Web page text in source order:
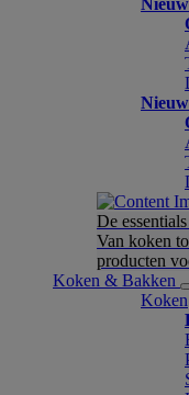
De
Van koken
producten
Koken & Bakken
Koken